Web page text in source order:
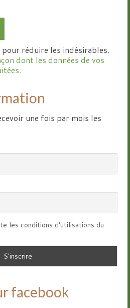
réduire les indésirables.
dont les données de vos
.
une fois par mois les
les conditions d'utilisations du
facebook